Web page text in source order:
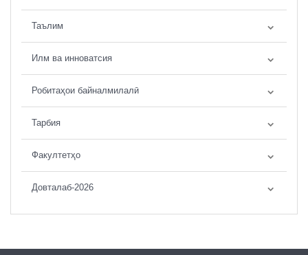
Таълим
Илм ва инноватсия
Робитаҳои байналмилалӣ
Тарбия
Факултетҳо
Довталаб-2026